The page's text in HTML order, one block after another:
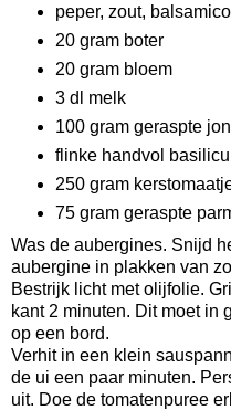
peper, zout,
20 gram boter
20 gram bloem
3 dl melk
100 gram geraspte
flinke handvol
250 gram
75 gram geraspte
Was de aubergines. Snijd
aubergine in plakken van
Bestrijk licht met olijfolie.
kant 2 minuten. Dit moet in
op een bord.
Verhit in een klein
de ui een paar minuten.
uit. Doe de tomatenpuree